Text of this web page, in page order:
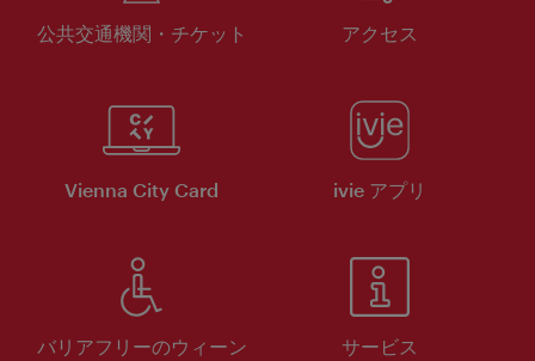
公共交通機関・チケット アクセス
Vienna City Card ivie アプリ
バリアフリーのウィーン サービス